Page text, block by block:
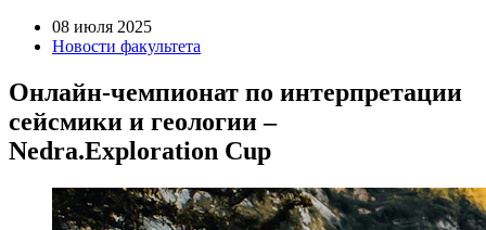
08 июля 2025
Новости факультета
Онлайн-чемпионат по интерпретации
сейсмики и геологии –
Nedra.Exploration Cup